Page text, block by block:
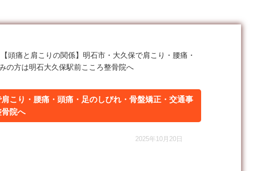
【頭痛と肩こりの関係】明石市・大久保で肩こり・腰痛・
の方は明石大久保駅前こころ整骨院へ
こり・腰痛・頭痛・足のしびれ・骨盤矯正・交通事
院へ
2025年10月20日